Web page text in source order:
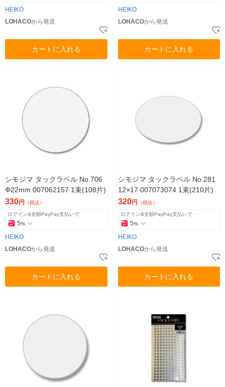
HEIKO
LOHACOから発送
カートに入れる
HEIKO
LOHACOから発送
カートに入れる
シモジマ タックラベル No.706
Φ22mm 007062157 1束(108片)
330円 （税込）
ログイン&全額PayPay支払いで
5%
HEIKO
LOHACOから発送
カートに入れる
シモジマ タックラベル No.281
12×17 007073074 1束(210片)
320円 （税込）
ログイン&全額PayPay支払いで
5%
HEIKO
LOHACOから発送
カートに入れる